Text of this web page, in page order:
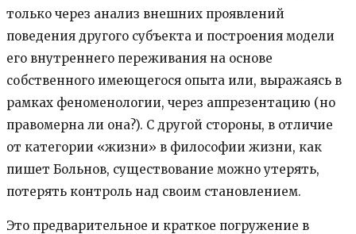
только через анализ внешних проявлений
поведения другого субъекта и построения модели
его внутреннего переживания на основе
собственного имеющегося опыта или, выражаясь в
рамках феноменологии, через аппрезентацию (но
правомерна ли она?). С другой стороны, в отличие
от категории «жизни» в философии жизни, как
пишет Больнов, существование можно утерять,
потерять контроль над своим становлением.
Это предварительное и краткое погружение в